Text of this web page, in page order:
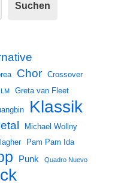
Suchen
Chor Crossover
Greta van Fleet
Klassik
Michael Wollny
Pam Pam Ida
Punk Quadro Nuevo